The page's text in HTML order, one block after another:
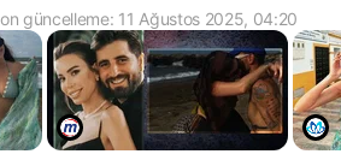
güncelleme: 11 Ağustos 2025, 04:20